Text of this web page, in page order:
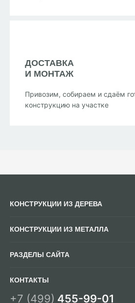
ДОСТАВКА
И МОНТАЖ
Привозим, собираем и сдаём
конструкцию на участке
КОНСТРУКЦИИ ИЗ ДЕРЕВА
КОНСТРУКЦИИ ИЗ МЕТАЛЛА
РАЗДЕЛЫ САЙТА
КОНТАКТЫ
+7 (499) 455-99-01